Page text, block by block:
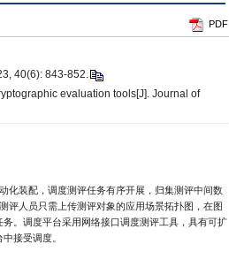
PDF
40(6): 843-852.
evaluation tools[J]. Journal of
化装配，调度测评任务有序开展，归集测评中间数
评人员只需上传测评对象的应用场景拓扑图，在图
。调度平台采用网络接口调度测评工具，具有可扩
接受调度。